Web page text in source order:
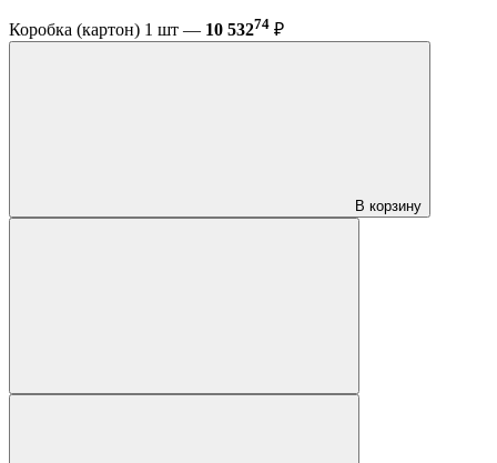
Коробка (картон) 1 шт — 10 53274 ₽
В корзину